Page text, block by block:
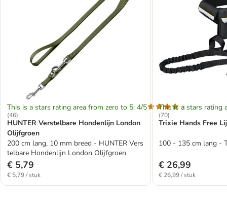
This is a stars rating area from zero to 5: 4/5
(46)
HUNTER Verstelbare Hondenlijn London
Olijfgroen
200 cm lang, 10 mm breed - HUNTER Vers
telbare Hondenlijn London Olijfgroen
€ 5,79
€ 5,79 / stuk
This is a stars rating
(70)
Trixie Hands Free
100 - 135 cm lang -
€ 26,99
€ 26,99 / stuk